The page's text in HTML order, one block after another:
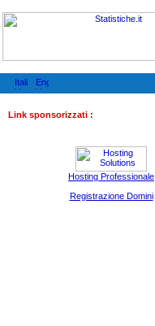
Link sponsorizzati :
Hosting Professionale
Registrazione Domini